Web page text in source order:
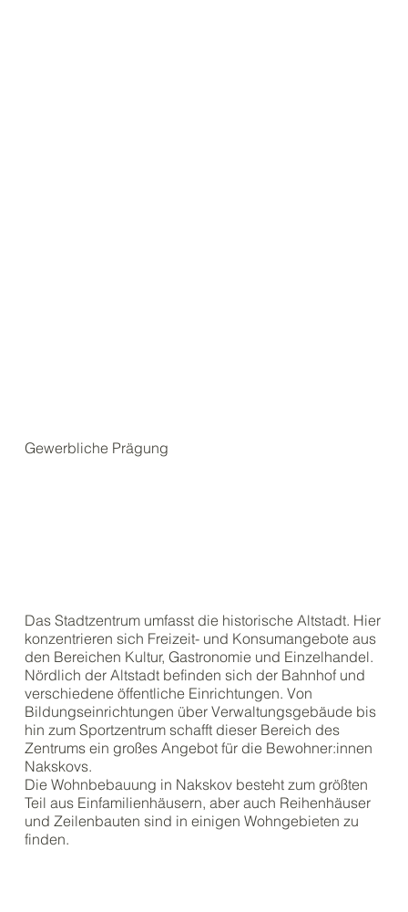
Gewerbliche Prägung
Das Stadtzentrum umfasst die historische Altstadt. Hier
konzentrieren sich Freizeit- und Konsumangebote aus
den Bereichen Kultur, Gastronomie und Einzelhandel.
Nördlich der Altstadt befinden sich der Bahnhof und
verschiedene öffentliche Einrichtungen. Von
Bildungseinrichtungen über Verwaltungsgebäude bis
hin zum Sportzentrum schafft dieser Bereich des
Zentrums ein großes Angebot für die Bewohner:innen
Nakskovs.
Die Wohnbebauung in Nakskov besteht zum größten
Teil aus Einfamilienhäusern, aber auch Reihenhäuser
und Zeilenbauten sind in einigen Wohngebieten zu
finden.